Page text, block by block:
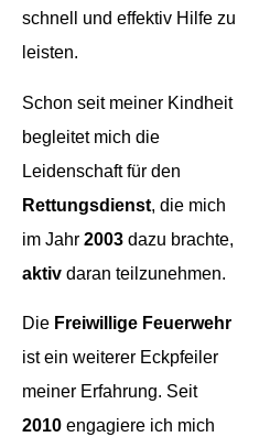
schnell und effektiv Hilfe zu
leisten.
Schon seit meiner Kindheit
begleitet mich die
Leidenschaft für den
Rettungsdienst, die mich
im Jahr 2003 dazu brachte,
aktiv daran teilzunehmen.
Die Freiwillige Feuerwehr
ist ein weiterer Eckpfeiler
meiner Erfahrung. Seit
2010 engagiere ich mich